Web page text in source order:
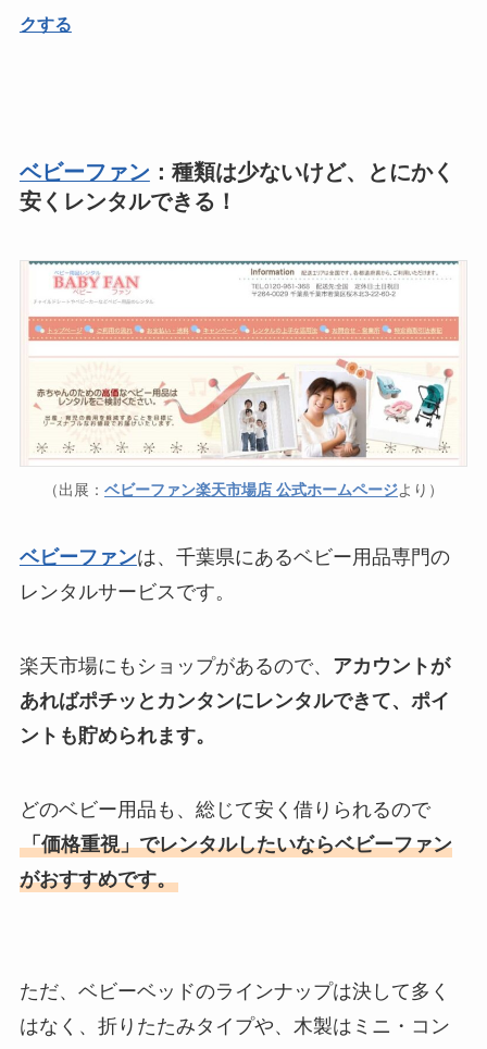
クする
ベビーファン ：種類は少ないけど、とにかく
安くレンタルできる！
（出展： ベビーファン楽天市場店 公式ホームページより）
ベビーファンは、千葉県にあるベビー用品専門の
レンタルサービスです。
楽天市場にもショップがあるので、 アカウントが
あればポチッとカンタンにレンタルできて、ポイ
ントも貯められます。
どのベビー用品も、総じて安く借りられるので
「価格重視」でレンタルしたいならベビーファン
がおすすめです。
ただ、ベビーベッドのラインナップは決して多く
はなく、折りたたみタイプや、木製はミニ・コン